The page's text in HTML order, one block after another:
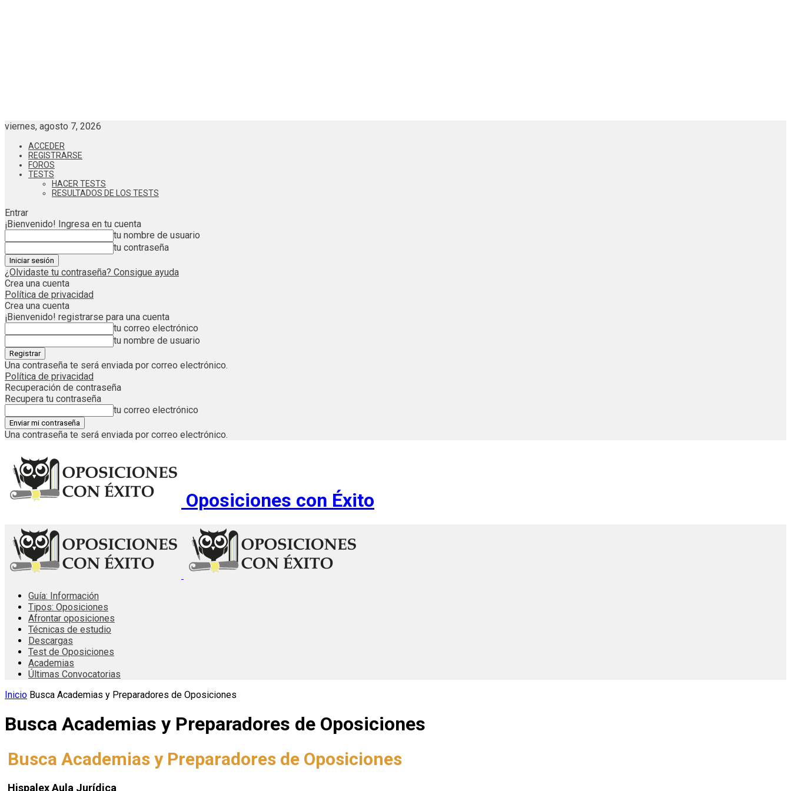
viernes, agosto 7, 2026
ACCEDER
REGISTRARSE
FOROS
TESTS
HACER TESTS
RESULTADOS DE LOS TESTS
Entrar
¡Bienvenido! Ingresa en tu cuenta
tu nombre de usuario
tu contraseña
¿Olvidaste tu contraseña? Consigue ayuda
Crea una cuenta
Política de privacidad
Crea una cuenta
¡Bienvenido! registrarse para una cuenta
tu correo electrónico
tu nombre de usuario
Una contraseña te será enviada por correo electrónico.
Política de privacidad
Recuperación de contraseña
Recupera tu contraseña
tu correo electrónico
Una contraseña te será enviada por correo electrónico.
Oposiciones con Éxito
Guía: Información
Tipos: Oposiciones
Afrontar oposiciones
Técnicas de estudio
Descargas
Test de Oposiciones
Academias
Últimas Convocatorias
Inicio Busca Academias y Preparadores de Oposiciones
Busca Academias y Preparadores de Oposiciones
Busca Academias y Preparadores de Oposiciones
Hispalex Aula Jurídica